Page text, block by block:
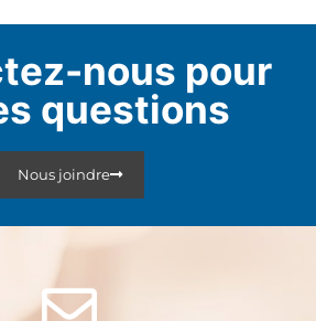
nous pour
questions
Nous joindre